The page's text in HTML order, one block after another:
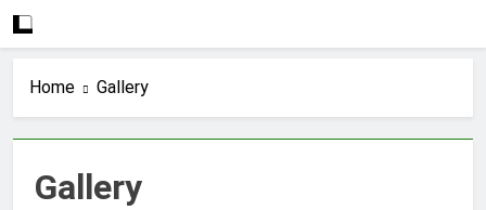
Home Gallery
Gallery